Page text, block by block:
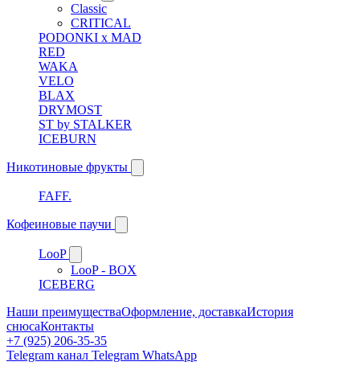
Classic
CRITICAL
PODONKI x MAD
RED
WAKA
VELO
BLAX
DRYMOST
ST by STALKER
ICEBURN
Никотиновые фрукты
FAFF.
Кофеиновые паучи
LooP
LooP - BOX
ICEBERG
Наши преимуществаОформление, доставкаИстория
снюсаКонтакты
+7 (925) 206-35-35
Telegram канал Telegram WhatsApp